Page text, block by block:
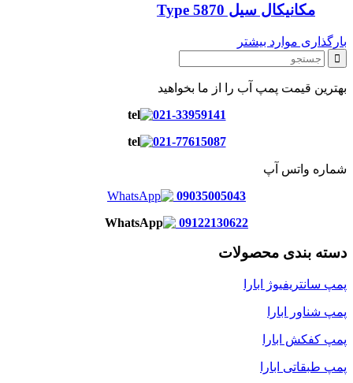
مکانیکال سیل Type 5870
بارگذاری موارد بیشتر
بهترین قیمت پمپ آب را از ما بخواهید
021-33959141
021-77615087
شماره واتس آپ
09035005043
09122130622
دسته بندی محصولات
پمپ سانتریفیوژ ابارا
پمپ شناور ابارا
پمپ کفکش ابارا
پمپ طبقاتی ابارا